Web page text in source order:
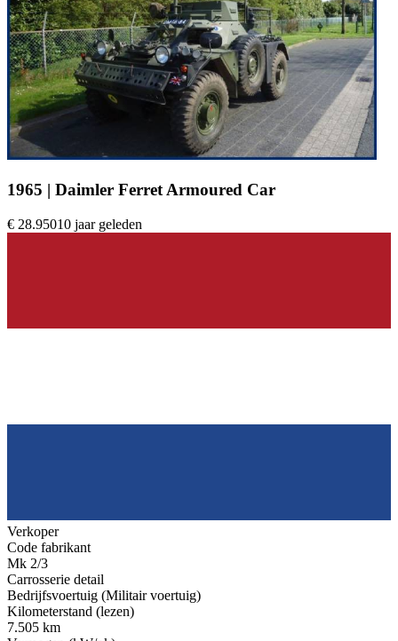
1965 | Daimler Ferret Armoured Car
€ 28.95010 jaar geleden
Verkoper
Code fabrikant
Mk 2/3
Carrosserie detail
Bedrijfsvoertuig (Militair voertuig)
Kilometerstand (lezen)
7.505 km